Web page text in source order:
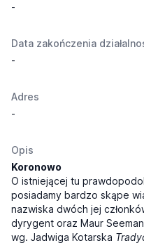
-
Data zakończenia
-
Adres
-
Opis
Koronowo
O istniejącej tu
posiadamy bardzo skąpe
nazwiska dwóch jej
dyrygent oraz Maur
wg. Jadwiga Kotarska